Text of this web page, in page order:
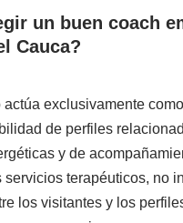
un buen coach
Cauca?
actúa exclusivamente
de perfiles
y de
servicios terapéuticos, no
los visitantes y los